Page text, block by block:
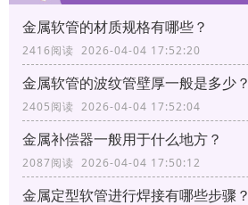
金属软管的材质规格有哪些？
2416阅读 2026-04-04 17:52:20
金属软管的波纹管壁厚一般是多少？
2405阅读 2026-04-04 17:52:04
金属补偿器一般用于什么地方？
2087阅读 2026-04-04 17:50:12
金属定型软管进行焊接有哪些步骤？